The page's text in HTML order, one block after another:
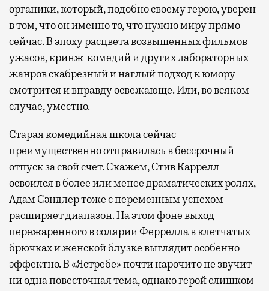
органики, который, подобно своему герою, уверен
в том, что он именно то, что нужно миру прямо
сейчас. В эпоху расцвета возвышенных фильмов
ужасов, кринж-комедий и других лабораторных
жанров скабрезный и наглый подход к юмору
смотрится и вправду освежающе. Или, во всяком
случае, уместно.
Старая комедийная школа сейчас
преимущественно отправилась в бессрочный
отпуск за свой счет. Скажем, Стив Каррелл
освоился в более или менее драматических ролях,
Адам Сэндлер тоже с переменным успехом
расширяет диапазон. На этом фоне выход
пережаренного в солярии Феррелла в клетчатых
брючках и женской блузке выглядит особенно
эффектно. В «Ястребе» почти нарочито не звучит
ни одна повесточная тема, однако герой слишком